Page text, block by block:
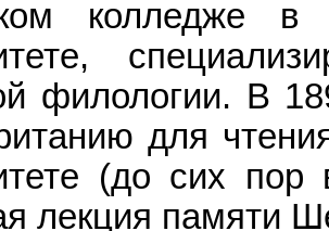
колледже
,
филологии. В
для
(до сих
лекция памяти